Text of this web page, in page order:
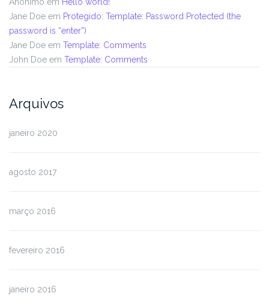
Jane Doe em Protegido: Template: Password Protected (the
password is “enter”)
Jane Doe em Template: Comments
John Doe em Template: Comments
Arquivos
janeiro 2020
agosto 2017
março 2016
fevereiro 2016
janeiro 2016